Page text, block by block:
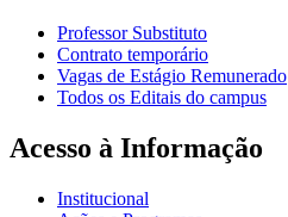
Professor Substituto
Contrato temporário
Vagas de Estágio Remunerado
Todos os Editais do campus
Acesso à Informação
Institucional